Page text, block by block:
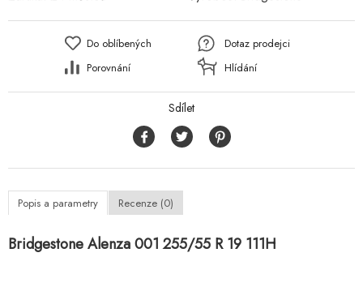
Do oblíbených
Porovnání
Dotaz prodejci
Hlídání
Sdílet
Popis a parametry Recenze (0)
Bridgestone Alenza 001 255/55 R 19 111H